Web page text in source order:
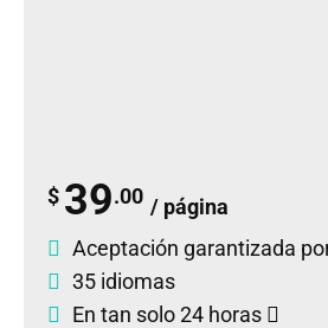
$ 39.00 / página
Aceptación garantizada
35 idiomas
En tan solo 24 horas